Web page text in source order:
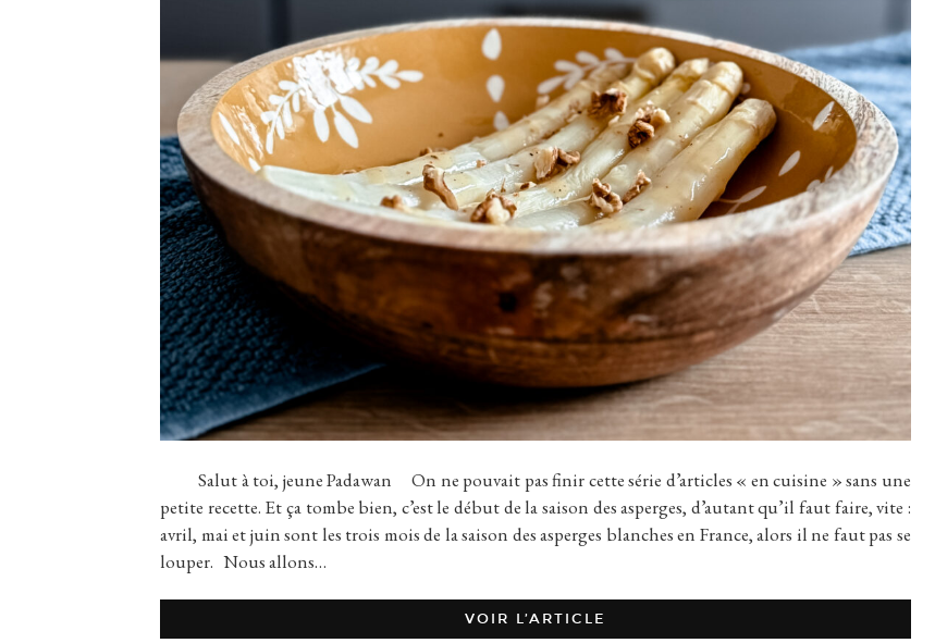
Salut à toi, jeune Padawan On ne pouvait pas finir cette série d’articles « en cuisine » sans une
petite recette. Et ça tombe bien, c’est le début de la saison des asperges, d’autant qu’il faut faire, vite :
avril, mai et juin sont les trois mois de la saison des asperges blanches en France, alors il ne faut pas se
louper. Nous allons…
VOIR L’ARTICLE